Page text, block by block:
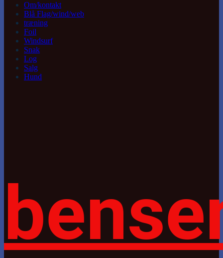
Om/kontakt
Blå Flag/wind/web
træning
Foil
Windsurf
Snak
Log
Salg
Hund